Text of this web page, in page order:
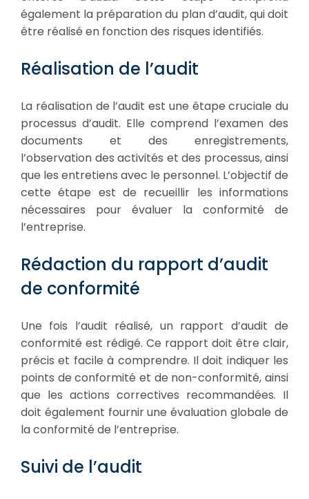
également la préparation du plan d’audit, qui doit
être réalisé en fonction des risques identifiés.
Réalisation de l’audit
La réalisation de l’audit est une étape cruciale du
processus d’audit. Elle comprend l’examen des
documents et des enregistrements,
l’observation des activités et des processus, ainsi
que les entretiens avec le personnel. L’objectif de
cette étape est de recueillir les informations
nécessaires pour évaluer la conformité de
l’entreprise.
Rédaction du rapport d’audit
de conformité
Une fois l’audit réalisé, un rapport d’audit de
conformité est rédigé. Ce rapport doit être clair,
précis et facile à comprendre. Il doit indiquer les
points de conformité et de non-conformité, ainsi
que les actions correctives recommandées. Il
doit également fournir une évaluation globale de
la conformité de l’entreprise.
Suivi de l’audit